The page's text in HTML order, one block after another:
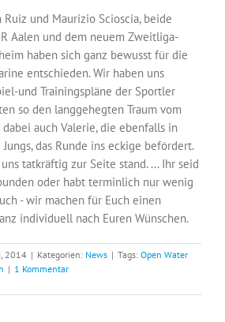
Ruiz und Maurizio Scioscia, beide
Aalen und dem neuem Zweitliga-
haben sich ganz bewusst für die
entschieden. Wir haben uns
und Trainingspläne der Sportler
so den langgehegten Traum vom
auch Valerie, die ebenfalls in
das Runde ins eckige befördert.
tatkräftig zur Seite stand. ... Ihr seid
oder habt terminlich nur wenig
- wir machen für Euch einen
individuell nach Euren Wünschen.
2014 | Kategorien: News | Tags: Open Water
| 1 Kommentar